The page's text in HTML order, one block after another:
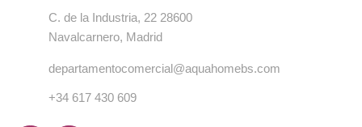
C. de la Industria, 22 28600
Navalcarnero, Madrid
departamentocomercial@aquahomebs.com
+34 617 430 609